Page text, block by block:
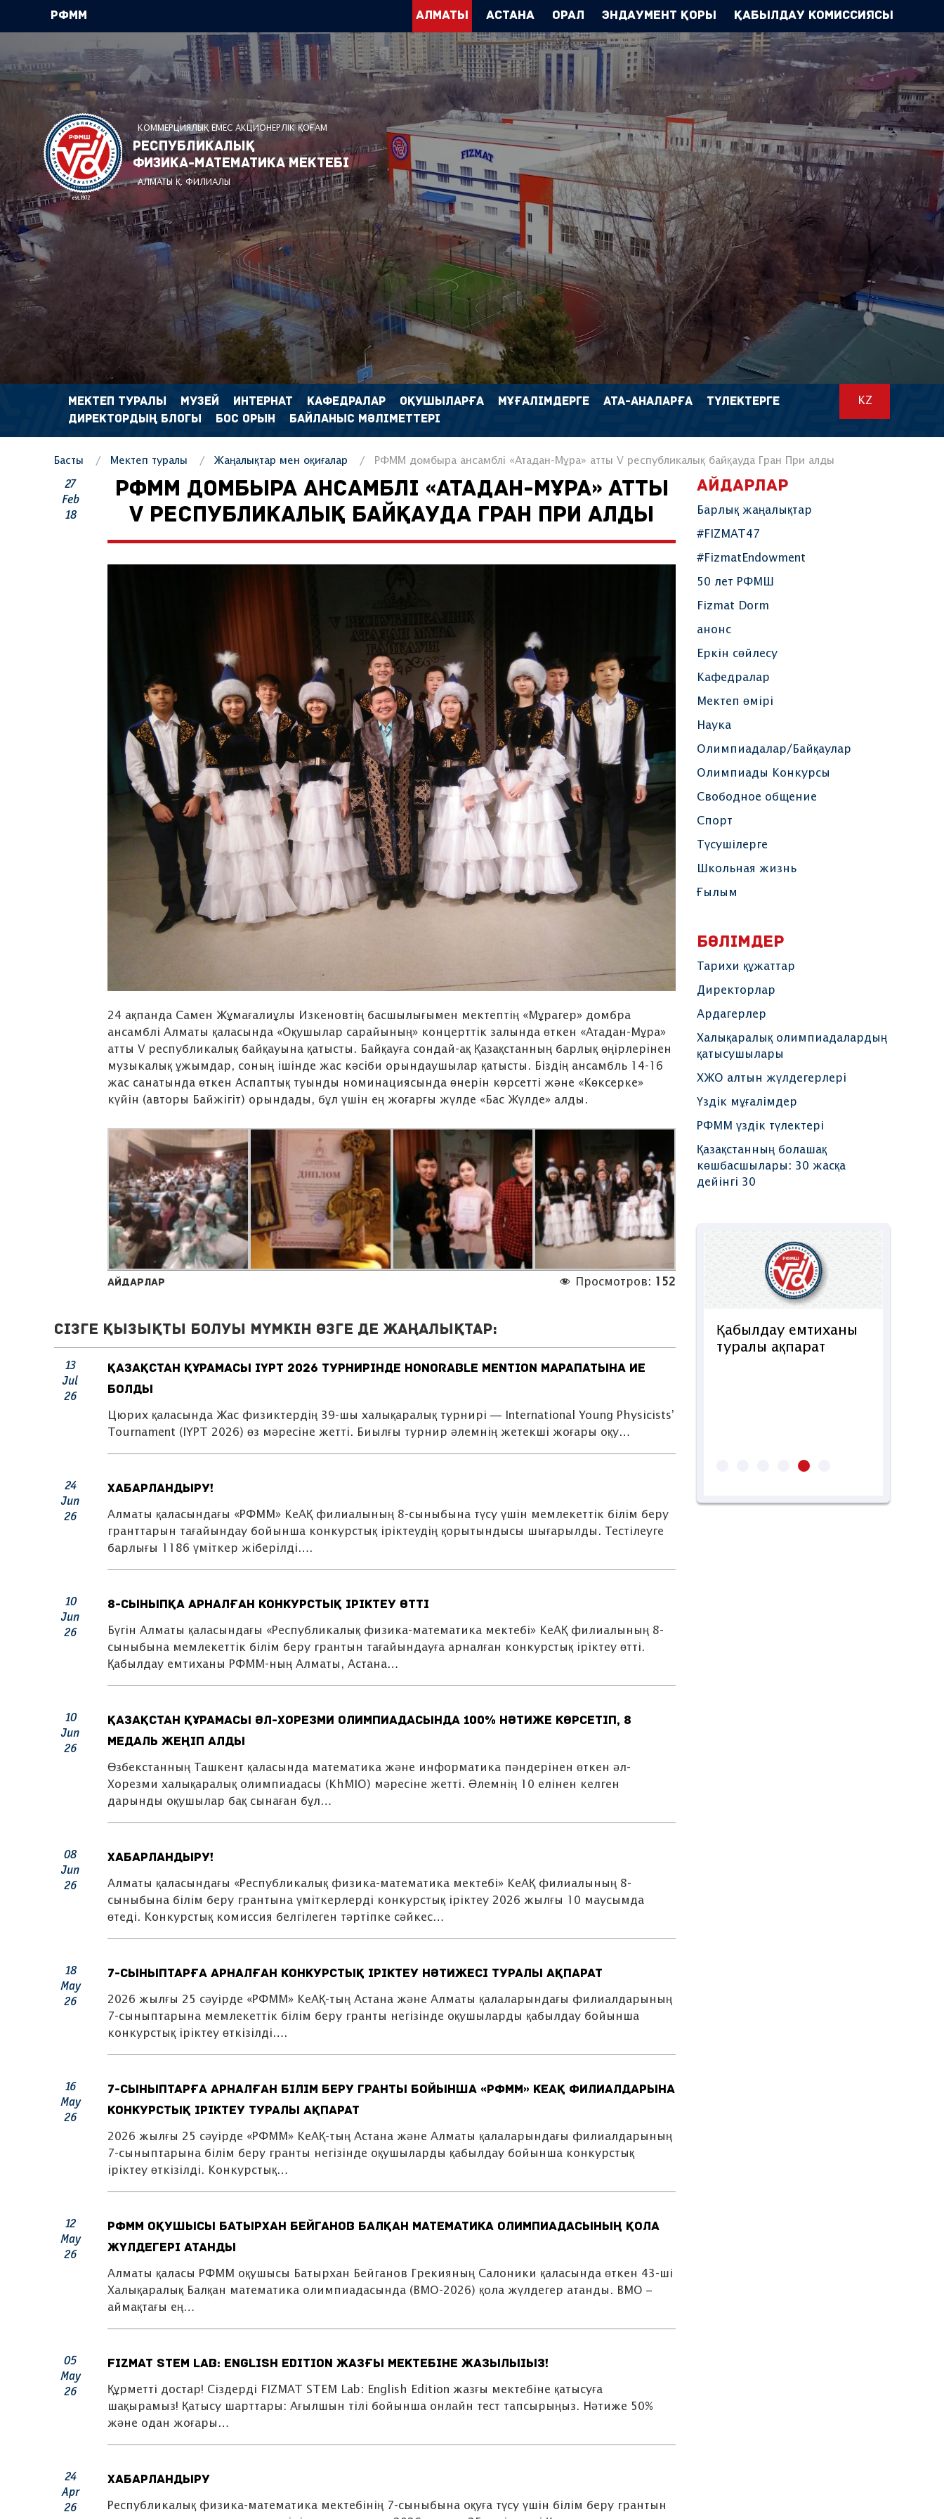
РФММ Алматы Астана Орал Эндаумент Қоры Қабылдау комиссиясы
КОММЕРЦИЯЛЫҚ ЕМЕС АКЦИОНЕРЛІК ҚОҒАМ
Республикалық
физика-математика мектебі
АЛМАТЫ Қ. ФИЛИАЛЫ
МЕКТЕП ТУРАЛЫ МУЗЕЙ ИНТЕРНАТ КАФЕДРАЛАР ОҚУШЫЛАРҒА МҰҒАЛІМДЕРГЕ АТА-АНАЛАРҒА
ТҮЛЕКТЕРГЕ
ДИРЕКТОРДЫҢ БЛОГЫ
БОС ОРЫН БАЙЛАНЫС МӘЛІМЕТТЕРІ
KZ
Басты Мектеп туралы Жаңалықтар мен оқиғалар РФММ домбыра ансамблі «Атадан-Мұра» атты V республикалық байқауда Гран При алды
27
Feb
18
РФММ ДОМБЫРА АНСАМБЛІ «АТАДАН-МҰРА» АТТЫ
V РЕСПУБЛИКАЛЫҚ БАЙҚАУДА ГРАН ПРИ АЛДЫ
24 ақпанда Самен Жұмағалиұлы Изкеновтің басшылығымен мектептің «Мұрагер» домбра
ансамблі Алматы қаласында «Оқушылар сарайының» концерттік залында өткен «Атадан-Мұра»
атты V республикалық байқауына қатысты. Байқауға сондай-ақ Қазақстанның барлық өңірлерінен
музыкалық ұжымдар, соның ішінде жас кәсіби орындаушылар қатысты. Біздің ансамбль 14-16
жас санатында өткен Аспаптық туынды номинациясында өнерін көрсетті және «Көксерке»
күйін (авторы Байжігіт) орындады, бұл үшін ең жоғарғы жүлде «Бас Жүлде» алды.
Айдарлар Просмотров: 152
Сізге қызықты болуы мүмкін өзге де жаңалықтар:
13
Jul
26
ҚАЗАҚСТАН ҚҰРАМАСЫ IYPT 2026 ТУРНИРІНДЕ HONORABLE MENTION МАРАПАТЫНА ИЕ
БОЛДЫ
Цюрих қаласында Жас физиктердің 39-шы халықаралық турнирі — International Young Physicists’
Tournament (IYPT 2026) өз мәресіне жетті. Биылғы турнир әлемнің жетекші жоғары оқу…
24
Jun
26
ХАБАРЛАНДЫРУ!
Алматы қаласындағы «РФММ» КеАҚ филиалының 8-сыныбына түсу үшін мемлекеттік білім беру
гранттарын тағайындау бойынша конкурстық іріктеудің қорытындысы шығарылды. Тестілеуге
барлығы 1186 үміткер жіберілді….
10
Jun
26
8-сыныпқа арналған конкурстық іріктеу өтті
Бүгін Алматы қаласындағы «Республикалық физика-математика мектебі» КеАҚ филиалының 8-
сыныбына мемлекеттік білім беру грантын тағайындауға арналған конкурстық іріктеу өтті.
Қабылдау емтиханы РФММ-ның Алматы, Астана…
10
Jun
26
Қазақстан құрамасы әл-Хорезми олимпиадасында 100% нәтиже көрсетіп, 8
медаль жеңіп алды
Өзбекстанның Ташкент қаласында математика және информатика пәндерінен өткен әл-
Хорезми халықаралық олимпиадасы (KhMIO) мәресіне жетті. Әлемнің 10 елінен келген
дарынды оқушылар бақ сынаған бұл…
08
Jun
26
ХАБАРЛАНДЫРУ!
Алматы қаласындағы «Республикалық физика-математика мектебі» КеАҚ филиалының 8-
сыныбына білім беру грантына үміткерлерді конкурстық іріктеу 2026 жылғы 10 маусымда
өтеді. Конкурстық комиссия белгілеген тәртіпке сәйкес…
18
May
26
7-сыныптарға арналған конкурстық іріктеу нәтижесі туралы ақпарат
2026 жылғы 25 сәуірде «РФММ» КеАҚ-тың Астана және Алматы қалаларындағы филиалдарының
7-сыныптарына мемлекеттік білім беру гранты негізінде оқушыларды қабылдау бойынша
конкурстық іріктеу өткізілді….
16
May
26
7-сыныптарға арналған білім беру гранты бойынша «РФММ» КеАҚ филиалдарына
конкурстық іріктеу туралы ақпарат
2026 жылғы 25 сәуірде «РФММ» КеАҚ-тың Астана және Алматы қалаларындағы филиалдарының
7-сыныптарына білім беру гранты негізінде оқушыларды қабылдау бойынша конкурстық
іріктеу өткізілді. Конкурстық…
12
May
26
РФММ оқушысы Батырхан Бейганов Балқан математика олимпиадасының қола
жүлдегері атанды
Алматы қаласы РФММ оқушысы Батырхан Бейганов Грекияның Салоники қаласында өткен 43-ші
Халықаралық Балқан математика олимпиадасында (BMO-2026) қола жүлдегер атанды. BMO –
аймақтағы ең…
05
May
26
FIZMAT STEM Lab: English Edition жазғы мектебіне жазылыіыз!
Құрметті достар! Сіздерді FIZMAT STEM Lab: English Edition жазғы мектебіне қатысуға
шақырамыз! Қатысу шарттары: Ағылшын тілі бойынша онлайн тест тапсырыңыз. Нәтиже 50%
және одан жоғары…
24
Apr
26
Хабарландыру
Республикалық физика-математика мектебінің 7-сыныбына оқуға түсу үшін білім беру грантын
АЙДАРЛАР
Барлық жаңалықтар
#FIZMAT47
#FizmatEndowment
50 лет РФМШ
Fizmat Dorm
анонс
Еркін сөйлесу
Кафедралар
Мектеп өмірі
Наука
Олимпиадалар/Байқаулар
Олимпиады Конкурсы
Свободное общение
Спорт
Түсушілерге
Школьная жизнь
Ғылым
БӨЛІМДЕР
Тарихи құжаттар
Директорлар
Ардагерлер
Халықаралық олимпиадалардың
қатысушылары
ХЖО алтын жүлдегерлері
Үздік мұғалімдер
РФММ үздік түлектері
Қазақстанның болашақ
көшбасшылары: 30 жасқа
дейінгі 30
8-сыныпқа арналған
конкурстық іріктеу
ХАБАРЛАНДЫРУ!
FIZMAT STEM Lab:
туралы ақпарат